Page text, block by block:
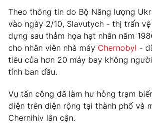
Sản phẩm
Thị trường
Tư vấn
Lịch phát sóng
Chuyên mục khác
Emagazine
Photo
Theo thông tin do Bộ Năng lượng
vào ngày 2/10, Slavutych - thị trấn
dựng sau thảm họa hạt nhân năm
cho nhân viên nhà máy Chernobyl -
tiêu của hơn 20 máy bay không
tính ban đầu.
Vụ tấn công đã làm hư hỏng trạm
điện trên diện rộng tại thành phố và
Chernihiv lân cận.